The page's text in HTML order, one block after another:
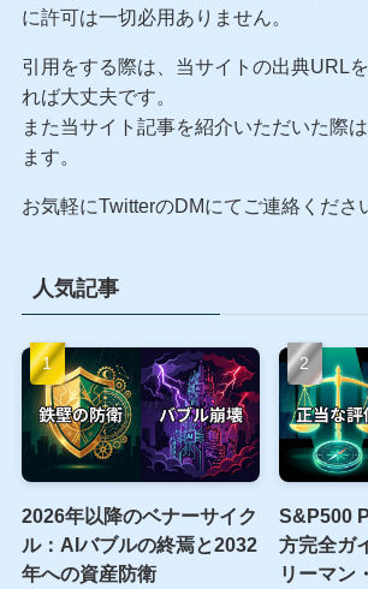
に許可は一切必用ありません。
引用をする際は、当サイトの出典URL
れば大丈夫です。
また当サイト記事を紹介いただいた際
ます。
お気軽にTwitterのDMにてご連絡くださ
人気記事
2026年以降のベナーサイク
ル：AIバブルの終焉と2032
年への資産防衛
S&P500
方完全ガ
リーマン